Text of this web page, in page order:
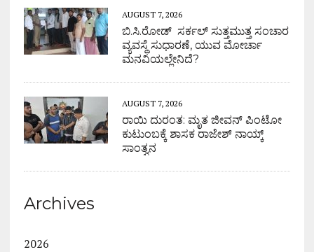
AUGUST 7, 2026
ಬಿ.ಸಿ.ರೋಡ್ ಸರ್ಕಲ್ ಸುತ್ತಮುತ್ತ ಸಂಚಾರ
ವ್ಯವಸ್ಥೆ ಸುಧಾರಣೆ, ಯುವ ಮೋರ್ಚಾ
ಮನವಿಯಲ್ಲೇನಿದೆ?
AUGUST 7, 2026
ರಾಯಿ ದುರಂತ: ಮೃತ ಜೀವನ್ ಪಿಂಟೋ
ಕುಟುಂಬಕ್ಕೆ ಶಾಸಕ ರಾಜೇಶ್ ನಾಯ್ಕ್
ಸಾಂತ್ವನ
Archives
2026